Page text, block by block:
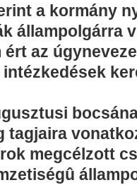
a kormány
állampolgárra
ért az
tagjaira
megcélzott